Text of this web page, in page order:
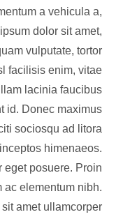
a vehicula a,
dolor sit amet,
vulputate, tortor
facilisis enim, vitae
lacinia faucibus
id. Donec maximus
sociosqu ad litora
himenaeos.
eget posuere. Proin
ac elementum nibh.
amet ullamcorper.